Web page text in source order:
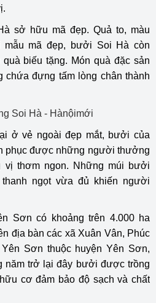
sở hữu mã đẹp. Quả to, màu
mẫu mã đẹp, bưởi Soi Hà còn
biếu tặng. Món quà đặc sản
đựng tấm lòng chân thành
ở vẻ ngoài đẹp mắt, bưởi của
phục được những người thưởng
thơm ngon. Những múi bưởi
ngọt vừa đủ khiến người
Sơn có khoảng trên 4.000 ha
địa bàn các xã Xuân Vân, Phúc
Sơn thuộc huyện Yên Sơn,
năm trở lại đây bưởi được trồng
cơ đảm bảo độ sạch và chất